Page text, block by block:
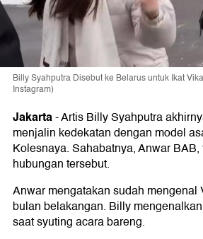
Billy Syahputra Disebut ke Belarus untuk Ikat
Instagram)
Jakarta-Artis Billy Syahputra
menjalin kedekatan dengan model
Kolesnaya. Sahabatnya, Anwar
hubungan tersebut.
Anwar mengatakan sudah mengenal
bulan belakangan. Billy
saat syuting acara bareng.